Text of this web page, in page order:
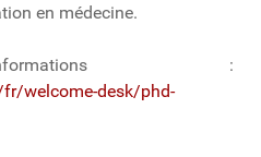
en médecine.
:
welcome-desk/phd-